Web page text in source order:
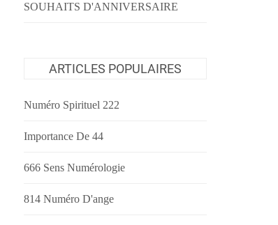
SOUHAITS D'ANNIVERSAIRE
ARTICLES POPULAIRES
Numéro Spirituel 222
Importance De 44
666 Sens Numérologie
814 Numéro D'ange